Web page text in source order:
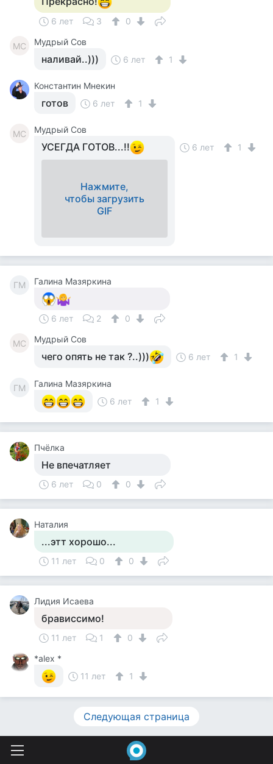
6 лет 3 0
МС Мудрый Сов
наливай..))) 6 лет 1
Константин Мнекин
готов 6 лет 1
МС Мудрый Сов
УСЕГДА ГОТОВ...!!
Нажмите,
чтобы загрузить
GIF
6 лет 1
ГМ Галина Мазяркина
6 лет 2 0
МС Мудрый Сов
чего опять не так ?..))) 6 лет 1
ГМ
Галина Мазяркина
6 лет
1
Пчёлка
Не впечатляет
6 лет 0 0
Наталия
...этт хорошо...
11 лет 0 0
Лидия Исаева
брависсимо!
11 лет 1
0
*alex *
11 лет
1
Следующая страница